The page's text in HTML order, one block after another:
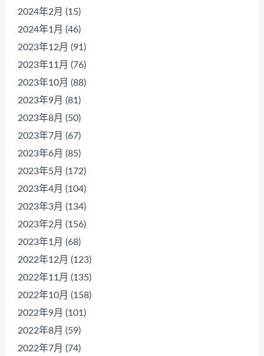
2024年2月 (15)
2024年1月 (46)
2023年12月 (91)
2023年11月 (76)
2023年10月 (88)
2023年9月 (81)
2023年8月 (50)
2023年7月 (67)
2023年6月 (85)
2023年5月 (172)
2023年4月 (104)
2023年3月 (134)
2023年2月 (156)
2023年1月 (68)
2022年12月 (123)
2022年11月 (135)
2022年10月 (158)
2022年9月 (101)
2022年8月 (59)
2022年7月 (74)